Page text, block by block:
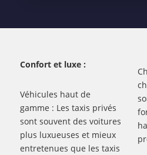
Confort et luxe :
Véhicules haut de
gamme : Les taxis privés
sont souvent des voitures
plus luxueuses et mieux
entretenues que les taxis